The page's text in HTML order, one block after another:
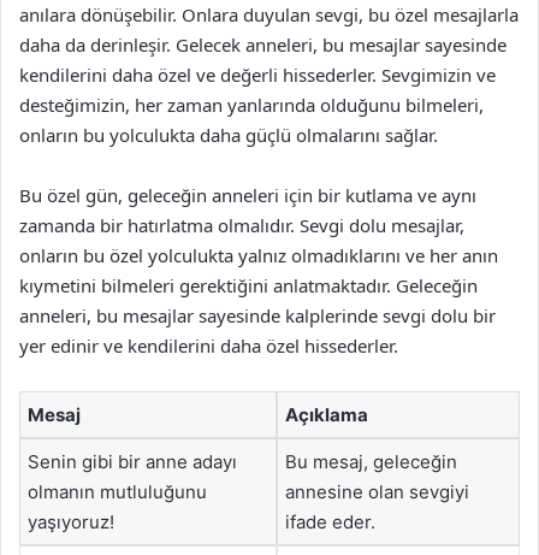
anılara dönüşebilir. Onlara duyulan sevgi, bu özel mesajlarla
daha da derinleşir. Gelecek anneleri, bu mesajlar sayesinde
kendilerini daha özel ve değerli hissederler. Sevgimizin ve
desteğimizin, her zaman yanlarında olduğunu bilmeleri,
onların bu yolculukta daha güçlü olmalarını sağlar.
Bu özel gün, geleceğin anneleri için bir kutlama ve aynı
zamanda bir hatırlatma olmalıdır. Sevgi dolu mesajlar,
onların bu özel yolculukta yalnız olmadıklarını ve her anın
kıymetini bilmeleri gerektiğini anlatmaktadır. Geleceğin
anneleri, bu mesajlar sayesinde kalplerinde sevgi dolu bir
yer edinir ve kendilerini daha özel hissederler.
Mesaj Açıklama
Senin gibi bir anne adayı
olmanın mutluluğunu
yaşıyoruz!
Bu mesaj, geleceğin
annesine olan sevgiyi
ifade eder.